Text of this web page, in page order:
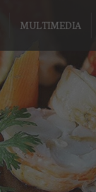
MULTIMEDIA